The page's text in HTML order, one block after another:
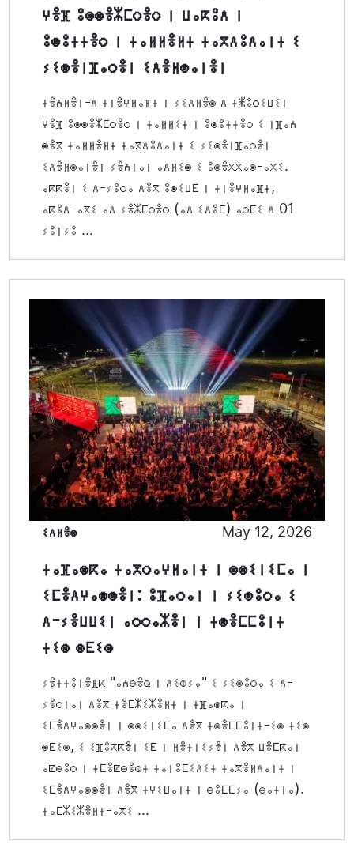
ⵖⴻⴼ ⵓⵙⵙⴻⵣⵎⵔⴻⵔ ⵏ ⵡⴰⴽⵓⴷ ⵏ
ⵓⵙⵓⵜⵜⴻⵔ ⵏ ⵜⴰⵍⵍⴻⵍⵜ ⵜⴰⴳⴷⵓⴷⴰⵏⵜ ⵉ
ⵢⵉⵙⴻⵏⴼⴰⵔⴻⵏ ⵉⴷⴻⵍⵙⴰⵏⴻⵏ
ⵜⴻⵄⵍⴻⵏ-ⴷ ⵜⵏⴻⵖⵍⴰⴼⵜ ⵏ ⵢⵉⴷⵍⴻⵙ ⴷ ⵜⵥⵓⵔⵉⵡⵉⵏ
ⵖⴻⴼ ⵓⵙⵙⴻⵣⵎⵔⴻⵔ ⵏ ⵜⴰⵍⵍⵉⵜ ⵏ ⵓⵙⵓⵜⵜⴻⵔ ⵉ ⵏⴼⴰⵄ
ⵙⴻⴳ ⵜⴰⵍⵍⴻⵍⵜ ⵜⴰⴳⴷⵓⴷⴰⵏⵜ ⵉ ⵢⵉⵙⴻⵏⴼⴰⵔⴻⵏ
ⵉⴷⴻⵍⵙⴰⵏⴻⵏ ⵢⴻⵄⵏⴰⵏ ⴰⴷⵍⵉⵙ ⵉ ⵓⵙⴻⴳⴳⴰⵙ-ⴰⴳⵉ.
ⴰⴽⴽⴻⵏ ⵉ ⴷ-ⵢⵓⵔⴰ ⴷⴻⴳ ⵓⵙⵉⵡⴹ ⵏ ⵜⵏⴻⵖⵍⴰⴼⵜ,
ⴰⴽⵓⴷ-ⴰⴳⵉ ⴰⴷ ⵢⴻⵣⵎⵔⴻⵔ (ⴰⴷ ⵉⴷⵓⵎ) ⴰⵔⵎⵉ ⴷ 01
ⵢⵓⵏⵢⵓ ...
ⵉⴷⵍⴻⵙ May 12, 2026
ⵜⴰⴼⴰⵙⴽⴰ ⵜⴰⴳⵔⴰⵖⵍⴰⵏⵜ ⵏ ⵙⵙⵉⵏⵉⵎⴰ ⵏ
ⵉⵎⴻⴷⵖⴰⵙⵙⴻⵏ: ⵓⴼⴰⵔⴰⵏ ⵏ ⵢⵉⵙⵓⵔⴰ ⵉ
ⴷ-ⵢⴻⵡⵡⵉⵏ ⴰⵔⵔⴰⵣⴻⵏ ⵏ ⵜⵙⴻⵎⵎⵓⵏⵜ
ⵜⵉⵙ ⵙⴹⵉⵙ
ⵢⴻⵜⵜⵓⵏⴻⴼⴽ "ⴰⵄⴱⴻⵕ ⵏ ⴷⵉⵀⵢⴰ" ⵉ ⵢⵉⵙⵓⵔⴰ ⵉ ⴷ-
ⵢⴻⵔⵏⴰⵏ ⴷⴻⴳ ⵜⴻⵎⵣⵉⵣⴻⵍⵜ ⵏ ⵜⴼⴰⵙⴽⴰ ⵏ
ⵉⵎⴻⴷⵖⴰⵙⵙⴻⵏ ⵏ ⵙⵙⵉⵏⵉⵎⴰ ⴷⴻⴳ ⵜⵙⴻⵎⵎⵓⵏⵜ-ⵉⵙ ⵜⵉⵙ
ⵙⴹⵉⵙ, ⵉ ⵉⴼⵓⴽⴽⴻⵏ ⵉⴹ ⵏ ⵍⴻⵜⵏⵉⵢⴻⵏ ⴷⴻⴳ ⵡⴻⵎⴽⴰⵏ
ⴰⵇⴱⵓⵔ ⵏ ⵜⵎⴻⵇⴱⴻⵕⵜ ⵜⴰⵏⵓⵎⵉⴷⵉⵜ ⵜⴰⴳⴻⵍⴷⴰⵏⵜ ⵏ
ⵉⵎⴻⴷⵖⴰⵙⵙⴻⵏ ⴷⴻⴳ ⵜⵖⵉⵡⴰⵏⵜ ⵏ ⴱⵓⵎⵎⵢⴰ (ⴱⴰⵜⵏⴰ).
ⵜⴰⵎⵣⵉⵣⴻⵍⵜ-ⴰⴳⵉ ...